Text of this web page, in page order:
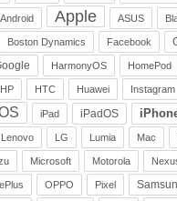
Android Apple ASUS
Boston Dynamics Facebook
HarmonyOS HomePod
HP HTC Huawei Instagram
iPad iPadOS
Lenovo LG Lumia Mac
Microsoft Motorola
OPPO Pixel